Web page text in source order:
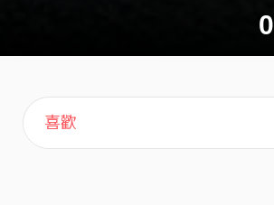
0
主頁
喜歡
關於